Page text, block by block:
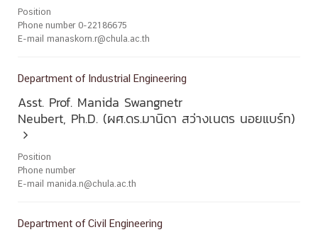
Position
Phone number 0-22186675
E-mail manaskorn.r@chula.ac.th
Department of Industrial Engineering
Asst. Prof. Manida Swangnetr
Neubert, Ph.D. (ผศ.ดร.มานิดา สว่างเนตร นอยแบร์ท)

Position
Phone number
E-mail manida.n@chula.ac.th
Department of Civil Engineering